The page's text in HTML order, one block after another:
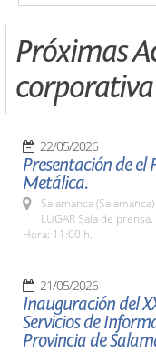
Próximas
corporativa
22/05/2026
Presentación de el
Metálica.
Salamanca (Salamanca)
LUGAR Sala de
Hora: 11:00 h.
21/05/2026
Inauguración del
Servicios de
Provincia de